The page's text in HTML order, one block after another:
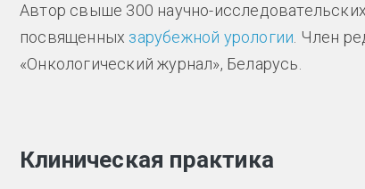
Автор свыше 300 научно-
посвященных зарубежной урологии. Член
«Онкологический журнал», Беларусь.
Клиническая практика